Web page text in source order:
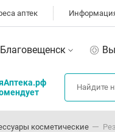
аптек
Благовещенск
косметические